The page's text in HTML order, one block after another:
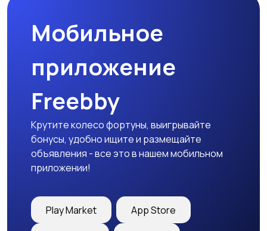
Футболки и поло Штаны и шорты
Другое
Мобильное
приложение
Freebby
Крутите колесо фортуны, выигрывайте
бонусы, удобно ищите и размещайте
объявления - все это в нашем мобильном
приложении!
Play Market App Store